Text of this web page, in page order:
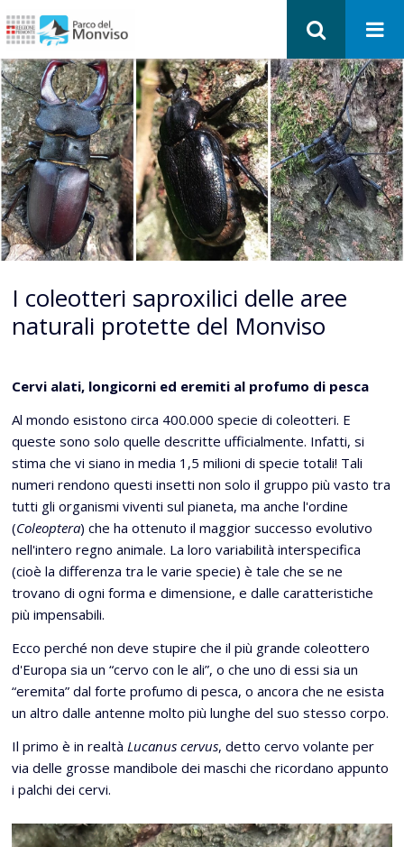
I coleotteri saproxilici delle aree
naturali protette del Monviso
Cervi alati, longicorni ed eremiti al profumo di pesca
Al mondo esistono circa 400.000 specie di coleotteri. E
queste sono solo quelle descritte ufficialmente. Infatti, si
stima che vi siano in media 1,5 milioni di specie totali! Tali
numeri rendono questi insetti non solo il gruppo più vasto tra
tutti gli organismi viventi sul pianeta, ma anche l'ordine
(Coleoptera) che ha ottenuto il maggior successo evolutivo
nell'intero regno animale. La loro variabilità interspecifica
(cioè la differenza tra le varie specie) è tale che se ne
trovano di ogni forma e dimensione, e dalle caratteristiche
più impensabili.
Ecco perché non deve stupire che il più grande coleottero
d'Europa sia un “cervo con le ali”, o che uno di essi sia un
“eremita” dal forte profumo di pesca, o ancora che ne esista
un altro dalle antenne molto più lunghe del suo stesso corpo.
Il primo è in realtà Lucanus cervus, detto cervo volante per
via delle grosse mandibole dei maschi che ricordano appunto
i palchi dei cervi.